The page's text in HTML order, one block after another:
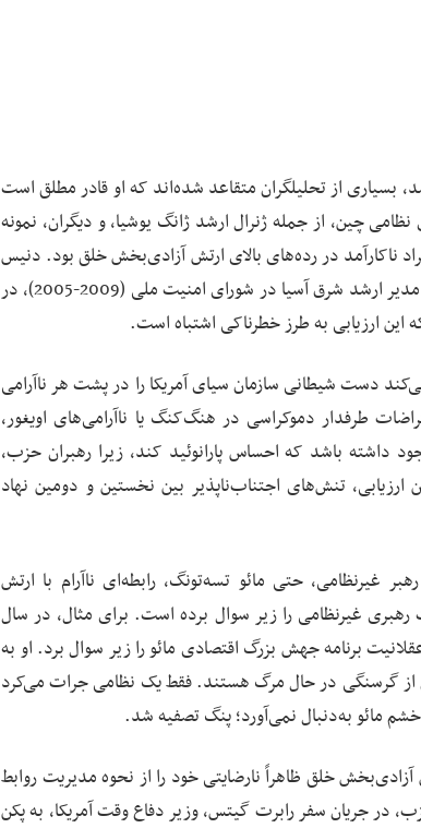
جمهوری خلق چین شد، بسیاری از تحلیلگران متقاعد شده‌اند که او قادر مطلق است
چین، از جمله ژنرال ارشد ژانگ یوشیا، و دیگران، نمونه
ناکارآمد در رده‌های بالای ارتش آزادی‌بخش خلق بود. دنیس
وایلدر، استاد دانشگاه‌های جرج تاون و تگزاس و دستیار ویژه رئیس‌جمهور و مدیر ارشد شرق آسیا در شورای امنیت ملی (2009-2005)، در
این ارزیابی به طرز خطرناکی اشتباه است.
دست شیطانی سازمان سیای آمریکا را در پشت هر ناآرامی
میدان تیان‌آن‌من در سال ۱۹۸۹ گرفته تا اعتراضات طرفدار دموکراسی در هنگ‌کنگ یا ناآرامی‌های اویغور،
باشد که احساس پارانوئید کند، زیرا رهبران حزب،
تنش‌های اجتناب‌ناپذیر بین نخستین و دومین نهاد
است که از زمان تاسیس جمهوری خلق در سال ۱۹۴۹، هر رهبر غیرنظامی، حتی مائو تسه‌تونگ، رابطه‌ای ناآرام با ارتش
غیرنظامی را زیر سوال برده است. برای مثال، در سال
برنامه جهش بزرگ اقتصادی مائو را زیر سوال برد. او به
از گرسنگی در حال مرگ هستند. فقط یک نظامی جرات می‌کرد
خشم مائو به‌دنبال نمی‌آورد؛ پنگ تصفیه شد.
ارتش آزادی‌بخش خلق ظاهراً نارضایتی خود را از نحوه مدیریت روابط
در جریان سفر رابرت گیتس، وزیر دفاع وقت آمریکا، به پکن